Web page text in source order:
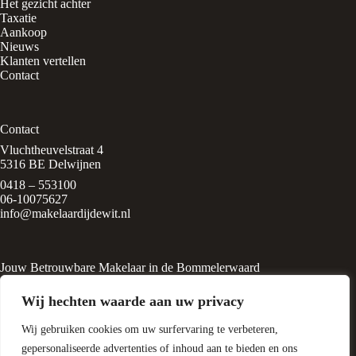
Wij hechten waarde aan uw privacy
Wij gebruiken cookies om uw surfervaring te verbeteren,
gepersonaliseerde advertenties of inhoud aan te bieden en ons
aankoop
Het gezicht achter
Taxatie
Aankoop
Nieuws
Klanten vertellen
Contact
Contact
Vluchtheuvelstraat 4
5316 BE Delwijnen
0418 – 553100
06-10075627
info@makelaardijdewit.nl
Jouw Betrouwbare Makelaar in de Bommelerwaard
rustige, groene dorp
geleid door Liesbeth de Wit, een
ervaren makelaar met een passie voor huizen en